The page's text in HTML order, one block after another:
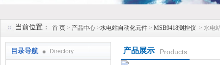
当前位置： 首 页 > 产品中心 >水电站自动化元件 > MSB9418测控仪 > 水电
目录导航 Directory 产品展示 Products